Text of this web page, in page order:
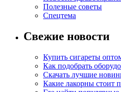
Полезные советы
Спецтема
Свежие новости
Купить сигареты
Как подобрать
Скачать лучшие
Какие лакорны стоит